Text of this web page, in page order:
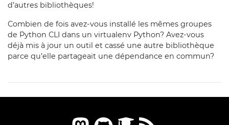
d’autres bibliothèques!
Combien de fois avez-vous installé les mêmes groupes
de Python CLI dans un virtualenv Python? Avez-vous
déjà mis à jour un outil et cassé une autre bibliothèque
parce qu’elle partageait une dépendance en commun?